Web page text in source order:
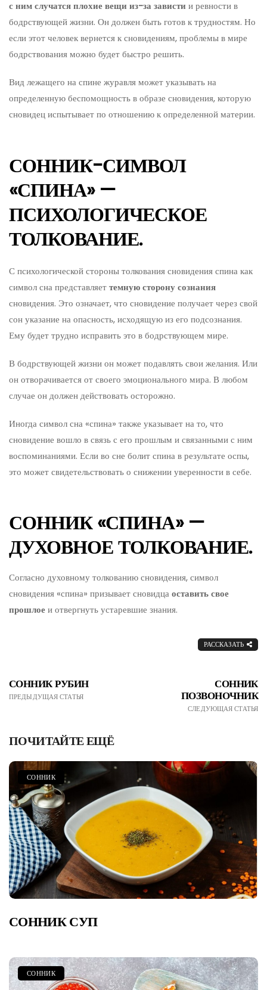
с ним случатся плохие вещи из-за зависти и ревности в
бодрствующей жизни. Он должен быть готов к трудностям. Но
если этот человек вернется к сновидениям, проблемы в мире
бодрствования можно будет быстро решить.
Вид лежащего на спине журавля может указывать на
определенную беспомощность в образе сновидения, которую
сновидец испытывает по отношению к определенной материи.
СОННИК-СИМВОЛ
«СПИНА» —
ПСИХОЛОГИЧЕСКОЕ
ТОЛКОВАНИЕ.
С психологической стороны толкования сновидения спина как
символ сна представляеттемную сторону сознания
сновидения. Это означает, что сновидение получает через свой
сон указание на опасность, исходящую из его подсознания.
Ему будет трудно исправить это в бодрствующем мире.
В бодрствующей жизни он может подавлять свои желания. Или
он отворачивается от своего эмоционального мира. В любом
случае он должен действовать осторожно.
Иногда символ сна «спина» также указывает на то, что
сновидение вошло в связь с его прошлым и связанными с ним
воспоминаниями. Если во сне болит спина в результате оспы,
это может свидетельствовать о снижении уверенности в себе.
СОННИК «СПИНА» —
ДУХОВНОЕ ТОЛКОВАНИЕ.
Согласно духовному толкованию сновидения, символ
сновидения «спина» призывает сновидцаоставить свое
прошлоеи отвергнуть устаревшие знания.
РАССКАЗАТЬ
СОННИК РУБИН
ПРЕДЫДУЩАЯ СТАТЬЯ
СОННИК
ПОЗВОНОЧНИК
СЛЕДУЮЩАЯ СТАТЬЯ
ПОЧИТАЙТЕ ЕЩЁ
СОННИК
СОННИК СУП
СОННИК